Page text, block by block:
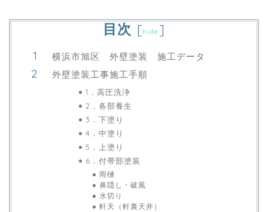
目次 [hide ]
横浜市旭区 外壁塗装 施工データ
外壁塗装工事施工手順
1．高圧洗浄
2．各部養生
3．下塗り
4．中塗り
5．上塗り
6．付帯部塗装
雨樋
鼻隠し・破風
水切り
軒天（軒裏天井）